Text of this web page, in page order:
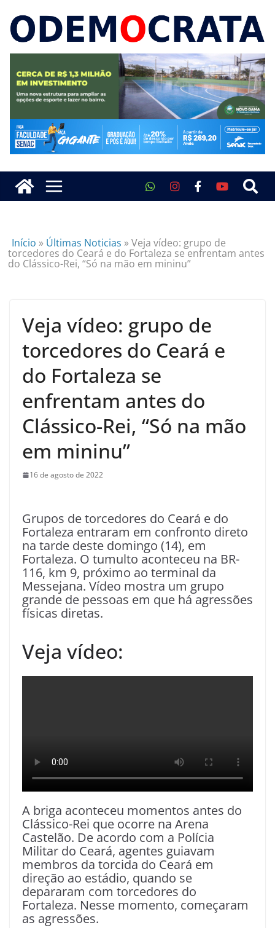
Início » Últimas Noticias »Veja vídeo: grupo de
torcedores do Ceará e do Fortaleza se enfrentam antes
do Clássico-Rei, “Só na mão em mininu”
Veja vídeo: grupo de
torcedores do Ceará e
do Fortaleza se
enfrentam antes do
Clássico-Rei, “Só na mão
em mininu”
16 de agosto de 2022
Grupos de torcedores do Ceará e do
Fortaleza entraram em confronto direto
na tarde deste domingo (14), em
Fortaleza. O tumulto aconteceu na BR-
116, km 9, próximo ao terminal da
Messejana. Vídeo mostra um grupo
grande de pessoas em que há agressões
físicas diretas.
Veja vídeo:
A briga aconteceu momentos antes do
Clássico-Rei que ocorre na Arena
Castelão. De acordo com a Polícia
Militar do Ceará, agentes guiavam
membros da torcida do Ceará em
direção ao estádio, quando se
depararam com torcedores do
Fortaleza. Nesse momento, começaram
as agressões.